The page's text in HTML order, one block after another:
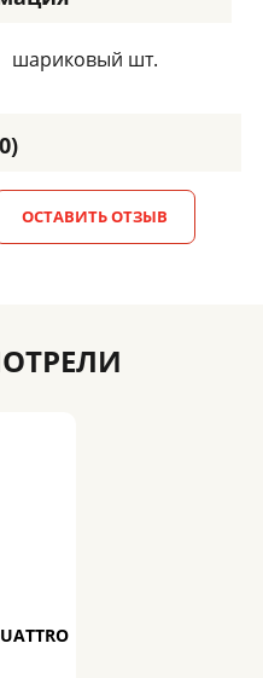
шариковый шт.
ОСТАВИТЬ ОТЗЫВ